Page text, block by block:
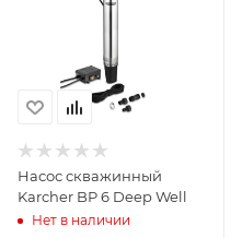
Насос скважинный
Karcher BP 6 Deep Well
Нет в наличии